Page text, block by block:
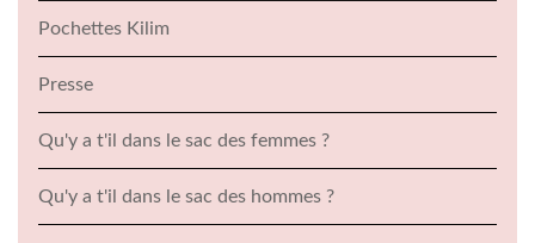
Pochettes Kilim
Presse
Qu'y a t'il dans le sac des femmes ?
Qu'y a t'il dans le sac des hommes ?